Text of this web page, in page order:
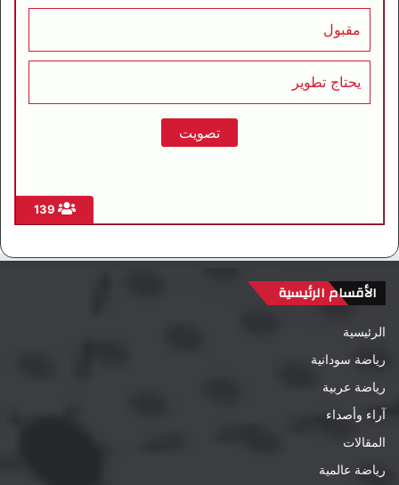
مقبول
يحتاج تطوير
الأقسام الرئيسية
الرئيسية
رياضة سودانية
رياضة عربية
آراء وأصداء
المقالات
رياضة عالمية